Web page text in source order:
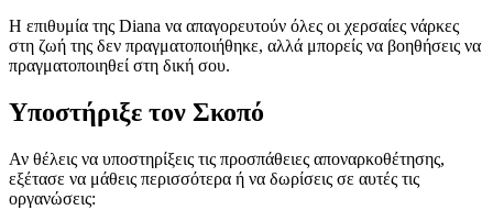
Η επιθυμία της Diana να απαγορευτούν όλες οι χερσαίες νάρκες
στη ζωή της δεν πραγματοποιήθηκε, αλλά μπορείς να βοηθήσεις να
πραγματοποιηθεί στη δική σου.
Υποστήριξε τον Σκοπό
Αν θέλεις να υποστηρίξεις τις προσπάθειες αποναρκοθέτησης,
εξέτασε να μάθεις περισσότερα ή να δωρίσεις σε αυτές τις
οργανώσεις: